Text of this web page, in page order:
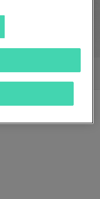
Video